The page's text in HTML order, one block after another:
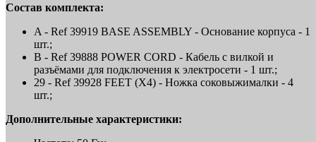
Состав комплекта:
A - Ref 39919 BASE ASSEMBLY - Основание корпуса - 1
шт.;
B - Ref 39888 POWER CORD - Кабель с вилкой и
разъёмами для подключения к электросети - 1 шт.;
29 - Ref 39928 FEET (X4) - Ножка соковыжималки - 4
шт.;
Дополнительные характеристики: